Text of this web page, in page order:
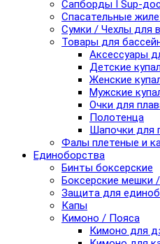
Сапборды I Sup-
Спасательные
Сумки / Чехлы для
Товары для
Аксессуары
Детские
Женские
Мужские
Очки для
Полотенца
Шапочки для
Фалы плетеные и
Единоборства
Бинты боксерские
Боксерские мешки
Защита для
Капы
Кимоно / Пояса
Кимоно для